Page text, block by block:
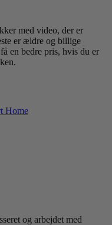
med video, der er
er ældre og billige
en bedre pris, hvis du er
Home
og arbejdet med